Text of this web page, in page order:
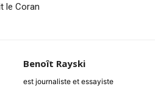
le Coran
Benoît Rayski
est journaliste et essayiste